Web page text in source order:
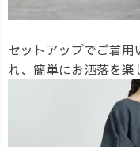
セットアップでご着
れ、簡単にお洒落を